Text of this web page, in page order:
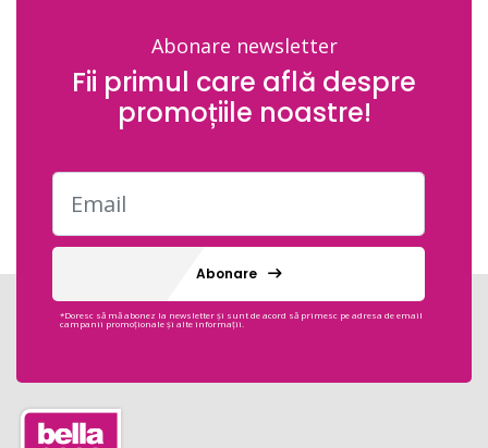
Abonare newsletter
Fii primul care află despre
promoțiile noastre!
Abonare
*Doresc să mă abonez la newsletter și sunt de acord să primesc pe adresa de email
campanii promoționale și alte informații.